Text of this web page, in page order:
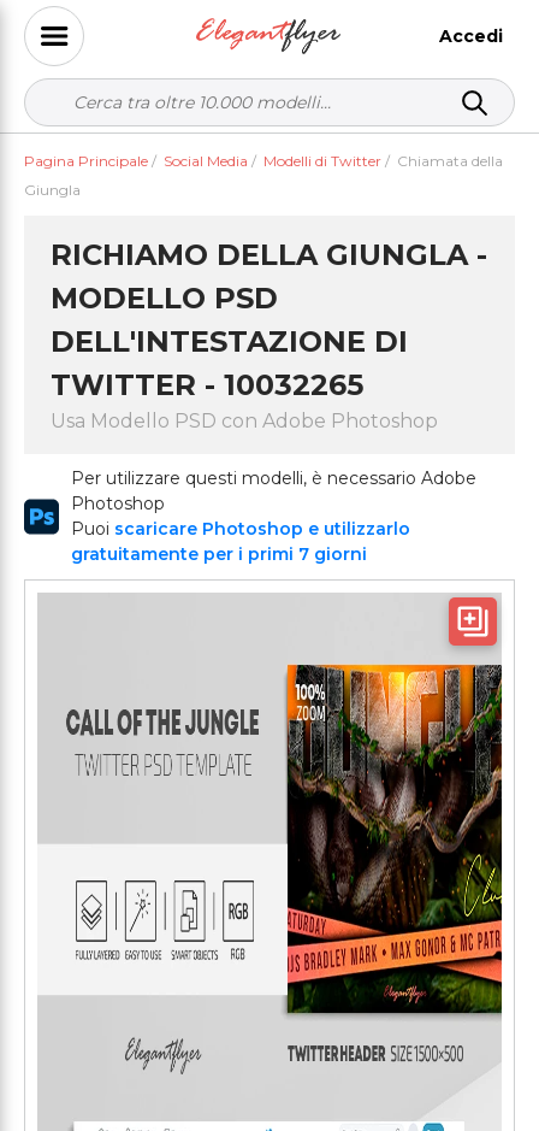
Accedi
Pagina Principale / Social Media / Modelli di Twitter / Chiamata della
Giungla
RICHIAMO DELLA GIUNGLA -
MODELLO PSD
DELL'INTESTAZIONE DI
TWITTER - 10032265
Usa Modello PSD con Adobe Photoshop
Per utilizzare questi modelli, è necessario Adobe
Photoshop
Puoi scaricare Photoshop e utilizzarlo
gratuitamente per i primi 7 giorni